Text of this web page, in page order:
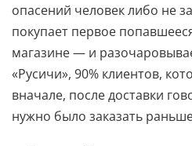
опасений человек либо не
покупает первое
магазине — и
«Русичи», 90% клиентов,
вначале, после доставки
нужно было заказать